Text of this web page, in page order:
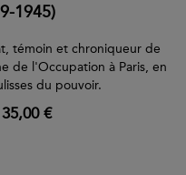
1945)
témoin et chroniqueur de
de l'Occupation à Paris, en
du pouvoir.
35,00 €